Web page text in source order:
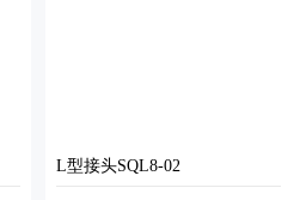
L型接头SQL8-02